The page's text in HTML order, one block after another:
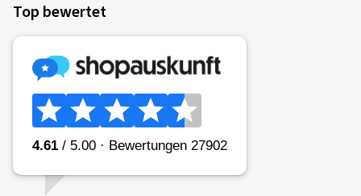
Top bewertet